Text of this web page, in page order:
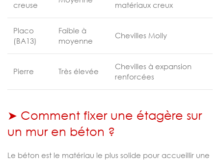
creuse
matériaux creux
Placo
(BA13)
Faible à
moyenne
Chevilles Molly
Pierre Très élevée
Chevilles à expansion
renforcées
➤ Comment fixer une étagère sur
un mur en béton ?
Le béton est le matériau le plus solide pour accueillir une